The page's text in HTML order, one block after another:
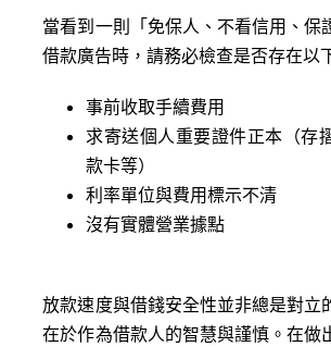
當看到一則「免保人、不看信用、保
借款廣告時，請務必檢查是否存在以
事前收取手續費用
求寄送個人重要證件正本（存
款卡等）
利率單位與費用標示不清
沒有實體營業據點
放款速度與借錢安全性並非總是對立
在於作為借款人的智慧與謹慎。在做